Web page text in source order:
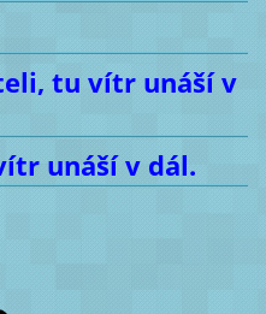
tu vítr unáší v
unáší v dál.